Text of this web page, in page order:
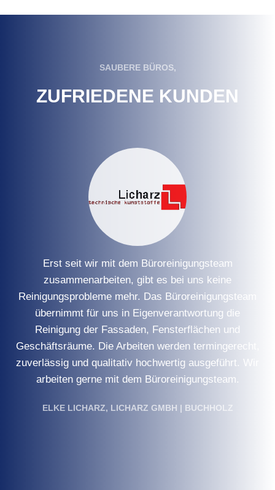
SAUBERE BÜROS,
ZUFRIEDENE KUNDEN
Erst seit wir mit dem Büroreinigungsteam
zusammenarbeiten, gibt es bei uns keine
Reinigungsprobleme mehr. Das Büroreinigungsteam
übernimmt für uns in Eigenverantwortung die
Reinigung der Fassaden, Fensterflächen und
Geschäftsräume. Die Arbeiten werden termingerecht,
zuverlässig und qualitativ hochwertig ausgeführt. Wir
arbeiten gerne mit dem Büroreinigungsteam.
ELKE LICHARZ, LICHARZ GMBH | BUCHHOLZ